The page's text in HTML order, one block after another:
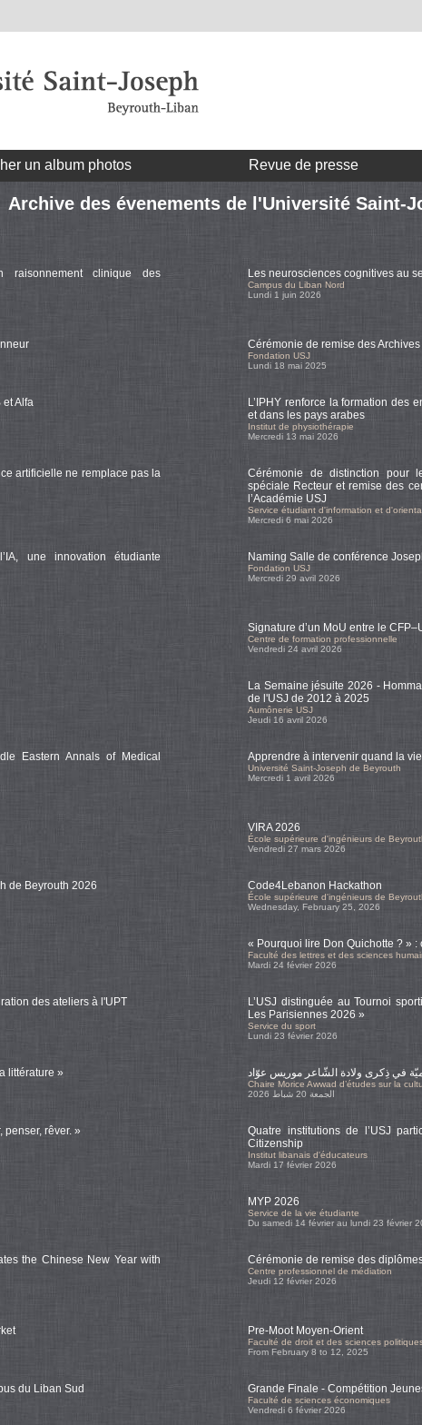
un album photos Revue de presse
Archive des évenements de l'Université Saint-
raisonnement clinique des
Les neurosciences cognitives au
Campus du Liban Nord
Lundi 1 juin 2026
Cérémonie de remise des
Fondation USJ
Lundi 18 mai 2025
et Alfa
L’IPHY renforce la formation des
et dans les pays arabes
Institut de physiothérapie
Mercredi 13 mai 2026
artificielle ne remplace pas la
Cérémonie de distinction pour
spéciale Recteur et remise des
l’Académie USJ
Service étudiant d'information et
Mercredi 6 mai 2026
une innovation étudiante
Naming Salle de conférence
Fondation USJ
Mercredi 29 avril 2026
Signature d’un MoU entre le
Centre de formation professionnelle
Vendredi 24 avril 2026
La Semaine jésuite 2026 -
de l'USJ de 2012 à 2025
Aumônerie USJ
Jeudi 16 avril 2026
Eastern Annals of Medical
Apprendre à intervenir quand la
Université Saint-Joseph de Beyrouth
Mercredi 1 avril 2026
VIRA 2026
École supérieure d'ingénieurs de
Vendredi 27 mars 2026
de Beyrouth 2026 Code4Lebanon Hackathon
École supérieure d'ingénieurs de
Wednesday, February 25, 2026
« Pourquoi lire Don Quichotte ? »
Faculté des lettres et des sciences
Mardi 24 février 2026
des ateliers à l'UPT
L’USJ distinguée au Tournoi
Les Parisiennes 2026 »
Service du sport
Lundi 23 février 2026
littérature » في ذِكرى ولادة الشّاعر موريس عوّاد
Chaire Morice Awwad d’études sur la
الجمعة 20 شباط 2026
rêver. »
Quatre institutions de l’USJ
Citizenship
Institut libanais d'éducateurs
Mardi 17 février 2026
MYP 2026
Service de la vie étudiante
Du samedi 14 février au lundi 23 février
the Chinese New Year with
Cérémonie de remise des
Centre professionnel de médiation
Jeudi 12 février 2026
Pre-Moot Moyen-Orient
Faculté de droit et des sciences
From February 8 to 12, 2025
du Liban Sud Grande Finale - Compétition
Faculté de sciences économiques
Vendredi 6 février 2026